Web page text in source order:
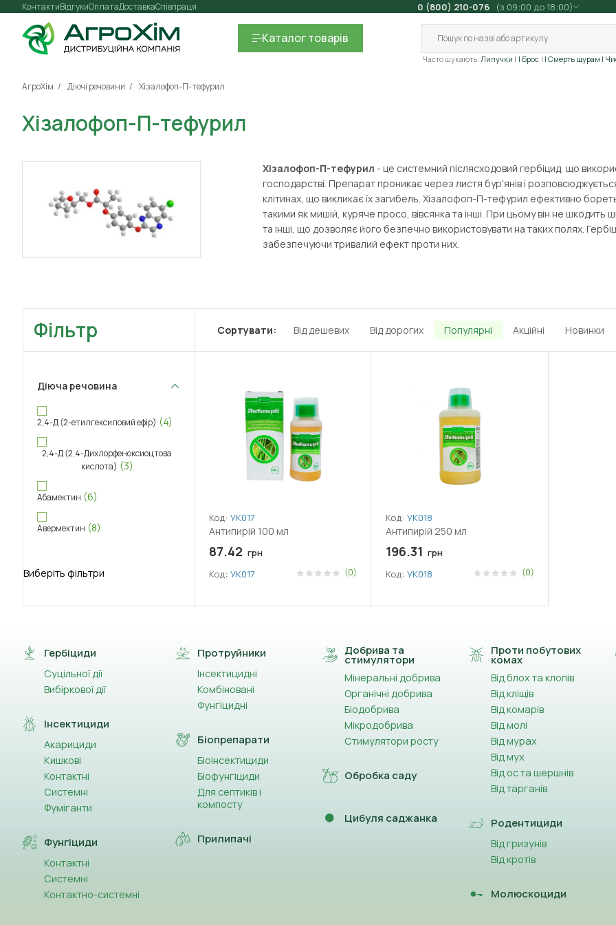
Контакти Оплата
Відгуки ДоставкаСпівпраця 0 (800) 210-076 (з 09:00 до 18:00)
Каталогтоварів
Часто шукають: Липучки | Брос | Смерть щурам |
АгроХім Діючі речовини Хізалофоп-П-тефурил
Хізалофоп-П-тефурил
Хізалофоп-П-тефурил - це системний післясходовий гербіцид, що
господарстві. Препарат проникає через листя бур'янів і
клітинах, що викликає їх загибель. Хізалофоп-П-тефурил ефективно
такими як мишій, куряче просо, вівсянка та інші. При цьому він не
та інші, що дозволяє його безпечно використовувати на таких полях.
забезпечуючи тривалий ефект проти них.
Фільтр
Діюча речовина
2,4-Д (2-етилгексиловий ефір) (4)
2,4-Д (2,4-Дихлорфеноксиоцтова
кислота) (3)
Абамектин (6)
Авермектин (8)
Активний йод (2)
Альфа-циперметрин
Ауксин (5)
Ацетаміприд
Ацетохлор(1)
Беноміл (3)
Бета-цифлутрин
Біфентрин (8)
Виберіть фільтри
Сортувати: Від дешевих Від дорогих Популярні Акційні Новинки
Код: УК017
Антипирій 100 мл
87.42 грн
Код: УК017 (0)
Код: УК018
Антипирій 250 мл
196.31 грн
Код: УК018 (0)
Гербіциди
Суцільної дії
Вибіркової дії
Інсектициди
Акарициди
Кишкові
Контактні
Системні
Фуміганти
Фунгіциди
Контактні
Системні
Контактно-системні
Протруйники
Інсектицидні
Комбіновані
Фунгіцидні
Біопрепарати
Біоінсектициди
Біофунгіциди
Для септиків і
компосту
Прилипачі
Добрива та
стимулятори
Мінеральні добрива
Органічні добрива
Біодобрива
Мікродобрива
Стимулятори росту
Обробка саду
Цибуля саджанка
Проти побутових
комах
Від блох та клопів
Від кліщів
Від комарів
Від молі
Від мурах
Від мух
Від ос та шершнів
Від тарганів
Родентициди
Від гризунів
Від кротів
Молюскоциди